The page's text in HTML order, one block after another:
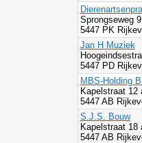
Sprongseweg
5447 PK
Jan H Muziek
5447 PD
MBS-Holding
Kapelstraat 12
5447 AB
S.J.S. Bouw
Kapelstraat 18
5447 AB